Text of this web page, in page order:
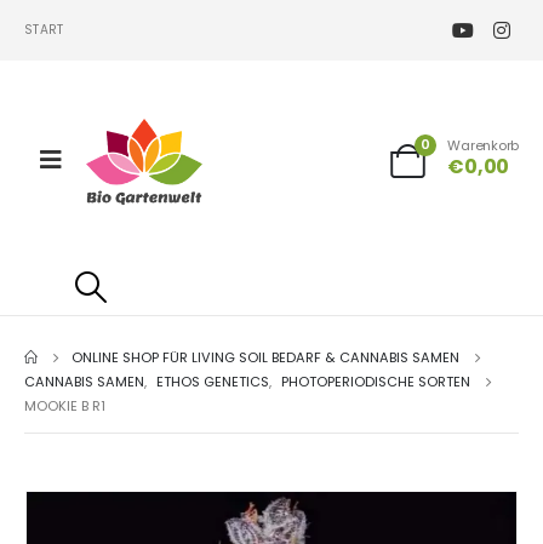
START
0 Warenkorb
€0,00
ONLINE SHOP FÜR LIVING SOIL BEDARF & CANNABIS SAMEN
CANNABIS SAMEN, ETHOS GENETICS, PHOTOPERIODISCHE SORTEN
MOOKIE B R1